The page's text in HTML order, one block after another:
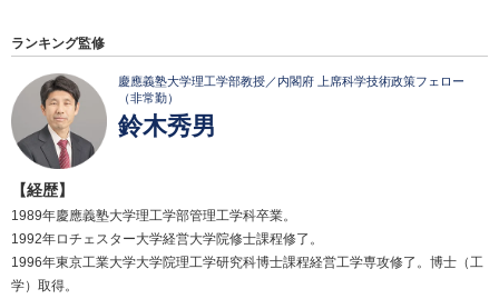
ランキング監修
慶應義塾大学理工学部教授／内閣府 上席科学技術政策フェロー
（非常勤）
鈴木秀男
【経歴】
1989年慶應義塾大学理工学部管理工学科卒業。
1992年ロチェスター大学経営大学院修士課程修了。
1996年東京工業大学大学院理工学研究科博士課程経営工学専攻修了。博士（工
学）取得。